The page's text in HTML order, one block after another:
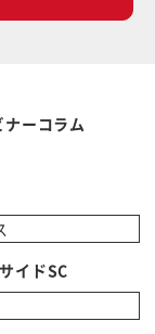
ナーコラム
イドSC